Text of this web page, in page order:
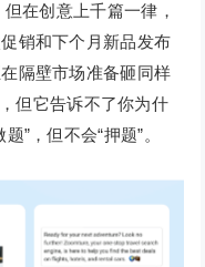
在创意上千篇一律，
销和下个月新品发布
隔壁市场准备砸同样
但它告诉不了你为什
”，但不会“押题”。